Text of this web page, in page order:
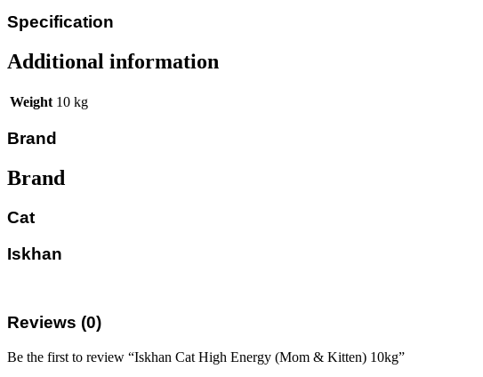
Specification
Additional information
Weight 10 kg
Brand
Brand
Cat
Iskhan
Reviews (0)
Be the first to review “Iskhan Cat High Energy (Mom & Kitten) 10kg”